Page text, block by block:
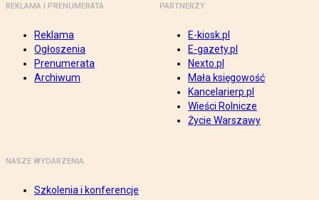
REKLAMA I PRENUMERATA
Reklama
Ogłoszenia
Prenumerata
Archiwum
PARTNERZY
E-kiosk.pl
E-gazety.pl
Nexto.pl
Mała księgowość
Kancelarierp.pl
Wieści Rolnicze
Życie Warszawy
NASZE WYDARZENIA
Szkolenia i konferencje